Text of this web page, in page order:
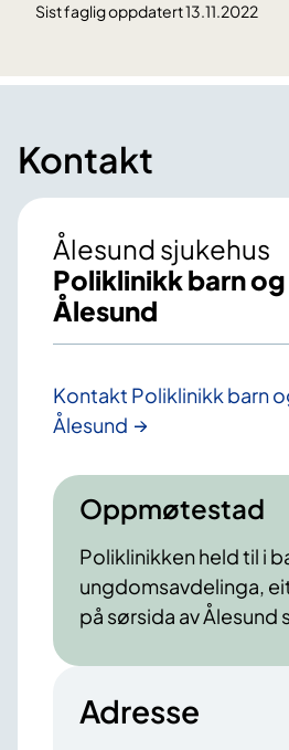
Sist faglig oppdatert 13.11.2022
Kontakt
Ålesund sjukehus
Poliklinikk barn
Ålesund
Kontakt Poliklinikk barn
Ålesund
Oppmøtestad
Poliklinikken held til i
ungdomsavdelinga,
på sørsida av Ålesund
Adresse